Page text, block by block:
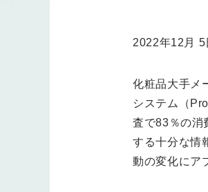
2022年12月 5
化粧品大手メ
システム（
査で83％の消
する十分な情
動の変化にア